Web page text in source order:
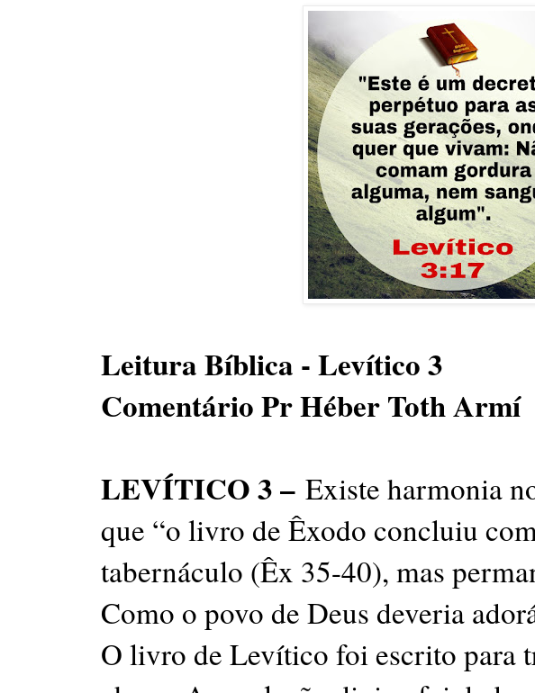
Leitura Bíblica - Levítico 3
Comentário Pr Héber Toth Armí
LEVÍTICO 3 – Existe harmonia
que “o livro de Êxodo concluiu
tabernáculo (Êx 35-40), mas
Como o povo de Deus deveria
O livro de Levítico foi escrito para